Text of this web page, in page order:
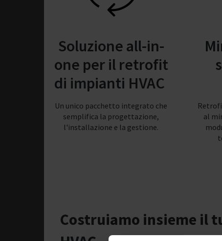
Soluzione all-in-
one per il retrofit
di impianti HVAC
Un unico pacchetto integrato che
semplifica la progettazione,
l'installazione e la gestione.
al
Costruiamo insieme il